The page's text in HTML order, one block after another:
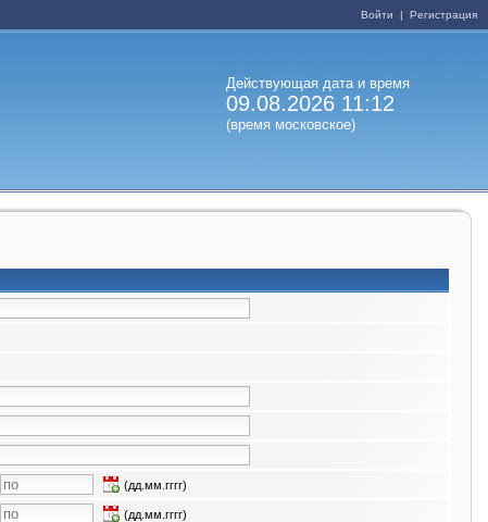
Войти | Регистрация
Действующая дата и время
09.08.2026 11:12
(время московское)
(дд.мм.гггг)
(дд.мм.гггг)